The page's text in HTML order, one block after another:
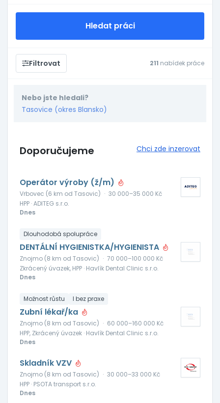
Hledat práci
Filtrovat 211 nabídek práce
Nebo jste hledali?
Tasovice (okres Blansko)
Doporučujeme Chci zde inzerovat
Operátor výroby (ž/m)
Vrbovec (6 km od Tasovic) · 30 000–35 000 Kč
HPP · ADITEG s.r.o.
Dnes
Dlouhodobá spolupráce
DENTÁLNÍ HYGIENISTKA/HYGIENISTA
Znojmo (8 km od Tasovic) · 70 000–100 000 Kč
Zkrácený úvazek, HPP · Havlík Dental Clinic s.r.o.
Dnes
Možnost růstu I bez praxe
Zubní lékař/ka
Znojmo (8 km od Tasovic) · 60 000–160 000 Kč
HPP, Zkrácený úvazek · Havlík Dental Clinic s.r.o.
Dnes
Skladník VZV
Znojmo (8 km od Tasovic) · 30 000–33 000 Kč
HPP · PSOTA transport s.r.o.
Dnes